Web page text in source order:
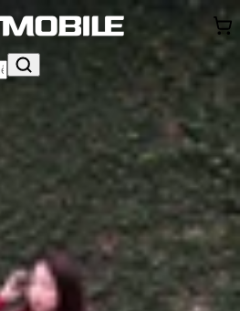
Tay So Sánh Tư vấn
Khuyến
App - Game Thông báo
Khách
cắt video miễn
trên máy tính